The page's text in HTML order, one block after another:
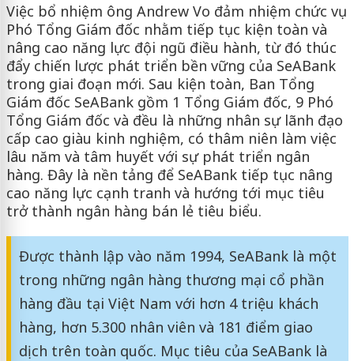
Việc bổ nhiệm ông Andrew Vo đảm nhiệm chức vụ
Phó Tổng Giám đốc nhằm tiếp tục kiện toàn và
nâng cao năng lực đội ngũ điều hành, từ đó thúc
đẩy chiến lược phát triển bền vững của SeABank
trong giai đoạn mới. Sau kiện toàn, Ban Tổng
Giám đốc SeABank gồm 1 Tổng Giám đốc, 9 Phó
Tổng Giám đốc và đều là những nhân sự lãnh đạo
cấp cao giàu kinh nghiệm, có thâm niên làm việc
lâu năm và tâm huyết với sự phát triển ngân
hàng. Đây là nền tảng để SeABank tiếp tục nâng
cao năng lực cạnh tranh và hướng tới mục tiêu
trở thành ngân hàng bán lẻ tiêu biểu.
Được thành lập vào năm 1994, SeABank là một
trong những ngân hàng thương mại cổ phần
hàng đầu tại Việt Nam với hơn 4 triệu khách
hàng, hơn 5.300 nhân viên và 181 điểm giao
dịch trên toàn quốc. Mục tiêu của SeABank là